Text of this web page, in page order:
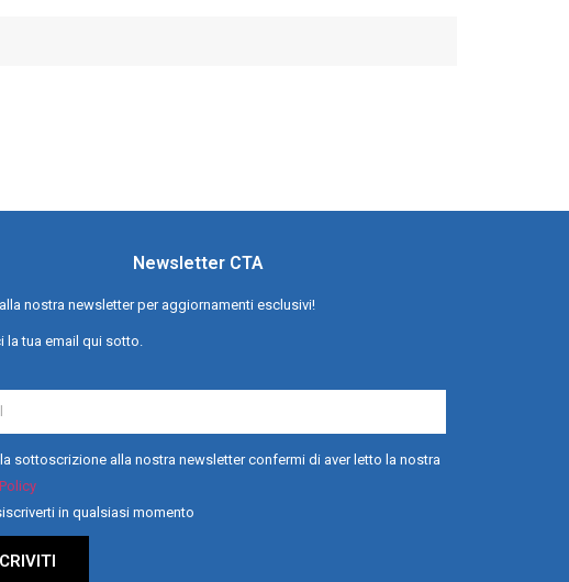
Newsletter CTA
nostra newsletter per aggiornamenti esclusivi!
la tua email qui sotto.
sottoscrizione alla nostra newsletter confermi di aver letto la nostra
in qualsiasi momento